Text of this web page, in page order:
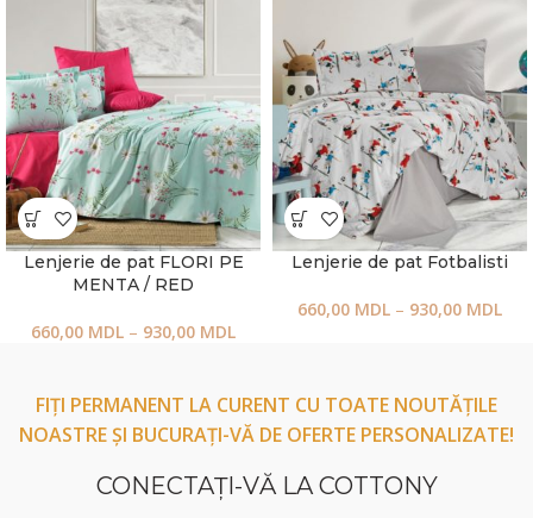
Lenjerie de pat FLORI PE
MENTA / RED
660,00 MDL – 930,00 MDL
Lenjerie de pat Fotbalisti
660,00 MDL – 930,00 MDL
FIȚI PERMANENT LA CURENT CU TOATE NOUTĂȚILE
NOASTRE ȘI BUCURAȚI-VĂ DE OFERTE PERSONALIZATE!
CONECTAŢI-VĂ LA COTTONY